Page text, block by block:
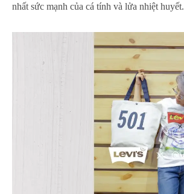
nhất sức mạnh của cá tính và lửa nhiệt huyết.